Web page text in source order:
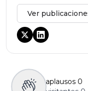
Ver
aplausos 0